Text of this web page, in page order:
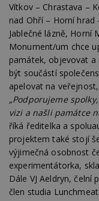
Vítkov – Chrastava –
nad Ohří – Horní hrad
Jablečné lázně, Horní
Monument/um chce
památek, objevovat
být součástí
apelovat na
„Podporujeme
vizi a našli památce
říká ředitelka a
projektem také stojí
výjimečná osobnost
experimentátorka,
Dále VJ Aeldryn, čelní
člen studia